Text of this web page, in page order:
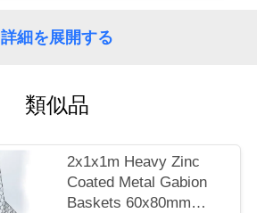
詳細を展開する
類似品
2x1x1m Heavy Zinc
Coated Metal Gabion
Baskets 60x80mm